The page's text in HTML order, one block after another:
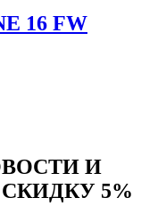
16 FW
И
СКИДКУ 5%